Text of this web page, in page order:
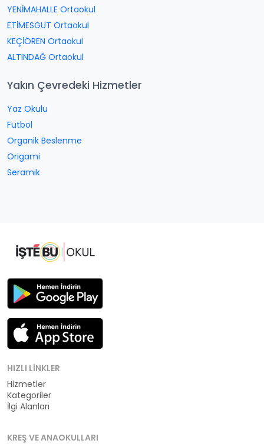
YENİMAHALLE Ortaokul
ETİMESGUT Ortaokul
KEÇİÖREN Ortaokul
ALTINDAĞ Ortaokul
Yakın Çevredeki Hizmetler
Yaz Okulu
Futbol
Organik Beslenme
Origami
Seramik
HIZLI LINKLER
Hizmetler
Kategoriler
İlgi Alanları
KREŞ VE ANAOKULLARI